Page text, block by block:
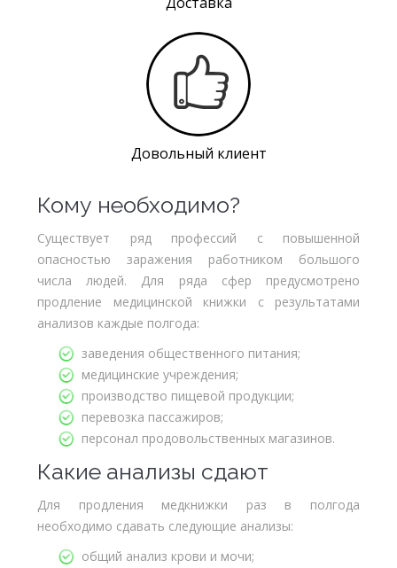
Довольный клиент
Кому необходимо?
Существует ряд профессий с повышенной
опасностью заражения работником большого
числа людей. Для ряда сфер предусмотрено
продление медицинской книжки с результатами
анализов каждые полгода:
заведения общественного питания;
медицинские учреждения;
производство пищевой продукции;
перевозка пассажиров;
персонал продовольственных магазинов.
Какие анализы сдают
Для продления медкнижки раз в полгода
необходимо сдавать следующие анализы:
общий анализ крови и мочи;